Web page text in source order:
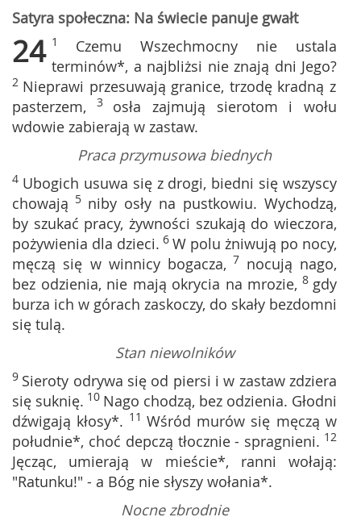
Satyra społeczna: Na świecie panuje gwałt
24 1 Czemu Wszechmocny nie ustala
terminów*, a najbliżsi nie znają dni Jego?
2 Nieprawi przesuwają granice, trzodę kradną z
pasterzem, 3 osła zajmują sierotom i wołu
wdowie zabierają w zastaw.
Praca przymusowa biednych
4 Ubogich usuwa się z drogi, biedni się wszyscy
chowają 5 niby osły na pustkowiu. Wychodzą,
by szukać pracy, żywności szukają do wieczora,
pożywienia dla dzieci. 6 W polu żniwują po nocy,
męczą się w winnicy bogacza, 7 nocują nago,
bez odzienia, nie mają okrycia na mrozie, 8 gdy
burza ich w górach zaskoczy, do skały bezdomni
się tulą.
Stan niewolników
9 Sieroty odrywa się od piersi i w zastaw zdziera
się suknię. 10 Nago chodzą, bez odzienia. Głodni
dźwigają kłosy*. 11 Wśród murów się męczą w
południe*, choć depczą tłocznie - spragnieni. 12
Jęcząc, umierają w mieście*, ranni wołają:
"Ratunku!" - a Bóg nie słyszy wołania*.
Nocne zbrodnie